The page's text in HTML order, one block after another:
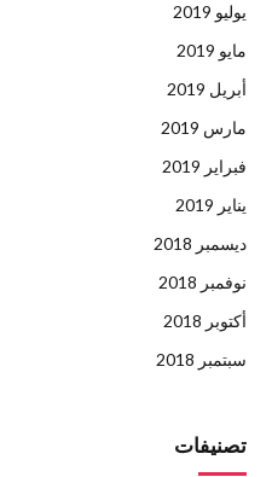
يوليو 2019
مايو 2019
أبريل 2019
مارس 2019
فبراير 2019
يناير 2019
ديسمبر 2018
نوفمبر 2018
أكتوبر 2018
سبتمبر 2018
تصنيفات